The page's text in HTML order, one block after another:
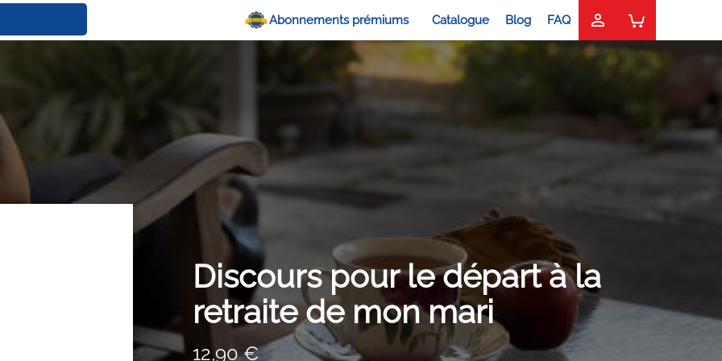
Abonnements prémiums Catalogue Blog FAQ 
Discours pour le départ à la
retraite de mon mari
12,90 €